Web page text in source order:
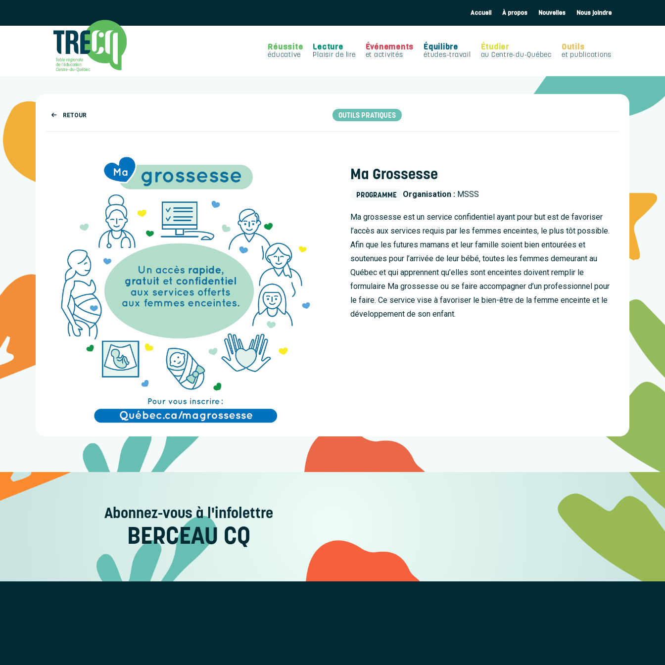
Accueil À propos Nouvelles Nous joindre
Réussite
éducative
Lecture
Plaisir de lire
Événements
et activités
Équilibre
études-travail
Étudier
au Centre-du-Québec
Outils
et publications
RETOUR OUTILS PRATIQUES
Ma Grossesse
PROGRAMME Organisation : MSSS
Ma grossesse est un service confidentiel ayant pour but est de favoriser
l’accès aux services requis par les femmes enceintes, le plus tôt possible.
Afin que les futures mamans et leur famille soient bien entourées et
soutenues pour l’arrivée de leur bébé, toutes les femmes demeurant au
Québec et qui apprennent qu’elles sont enceintes doivent remplir le
formulaire Ma grossesse ou se faire accompagner d’un professionnel pour
le faire. Ce service vise à favoriser le bien-être de la femme enceinte et le
développement de son enfant.
Abonnez-vousà l'infolettre
BERCEAU CQ